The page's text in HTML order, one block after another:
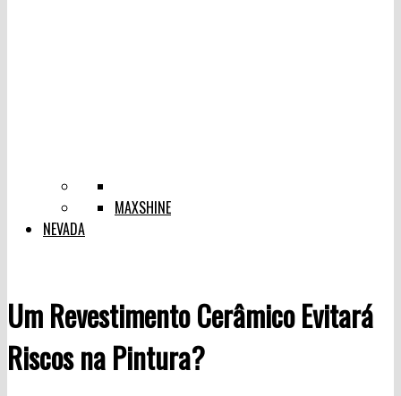
MAXSHINE
NEVADA
Um Revestimento Cerâmico Evitará
Riscos na Pintura?